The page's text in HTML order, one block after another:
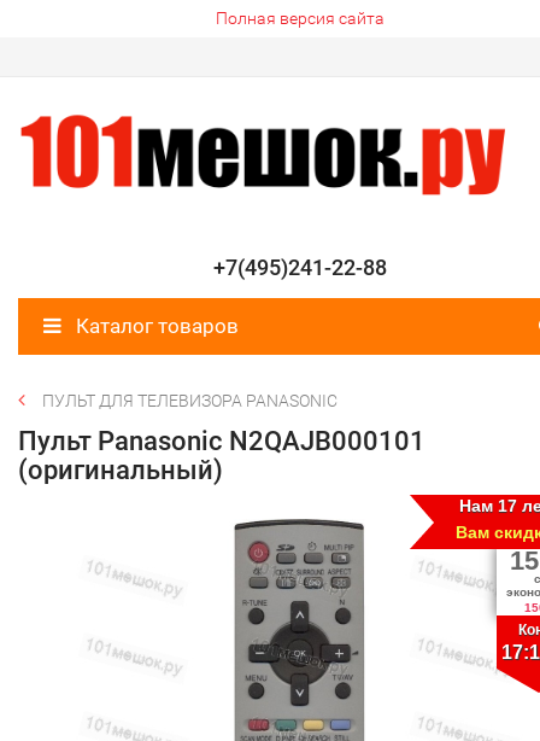
Полная версия сайта
+7(495)241-22-88
Каталог товаров
ПУЛЬТ ДЛЯ ТЕЛЕВИЗОРА PANASONIC
Пульт Panasonic N2QAJB000101
(оригинальный)
Нам 17
Вам
15